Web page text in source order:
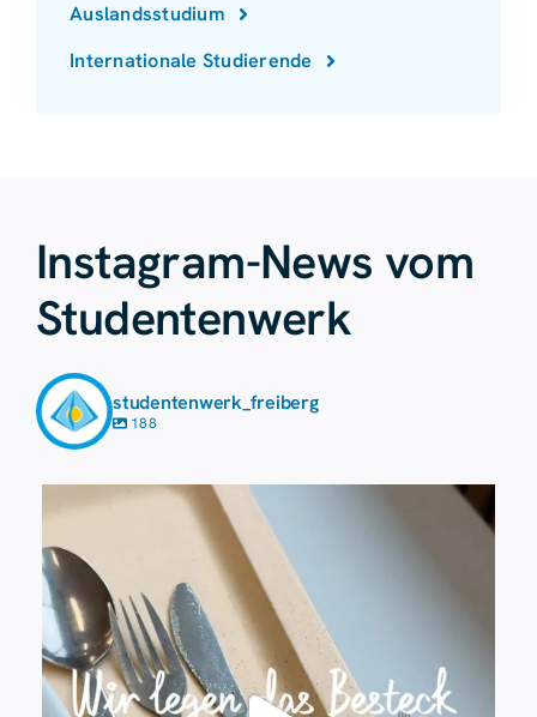
Auslandsstudium
Internationale Studierende
Instagram-News vom
Studentenwerk
studentenwerk_freiberg
188
Juli 23
224